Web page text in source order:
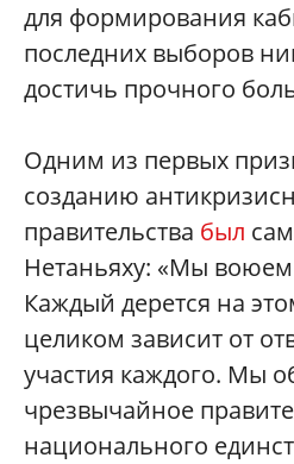
для формирования
последних выборов
достичь прочного
Одним из первых
созданию
правительства был
Нетаньяху: «Мы
Каждый дерется на
целиком зависит от
участия каждого. Мы
чрезвычайное
национального